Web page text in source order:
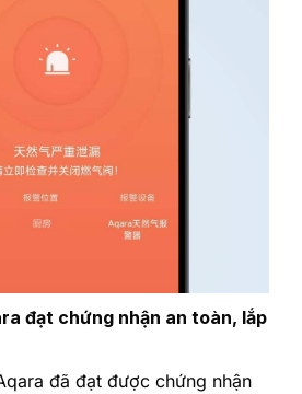
đạt chứng nhận an toàn, lắp
đã đạt được chứng nhận